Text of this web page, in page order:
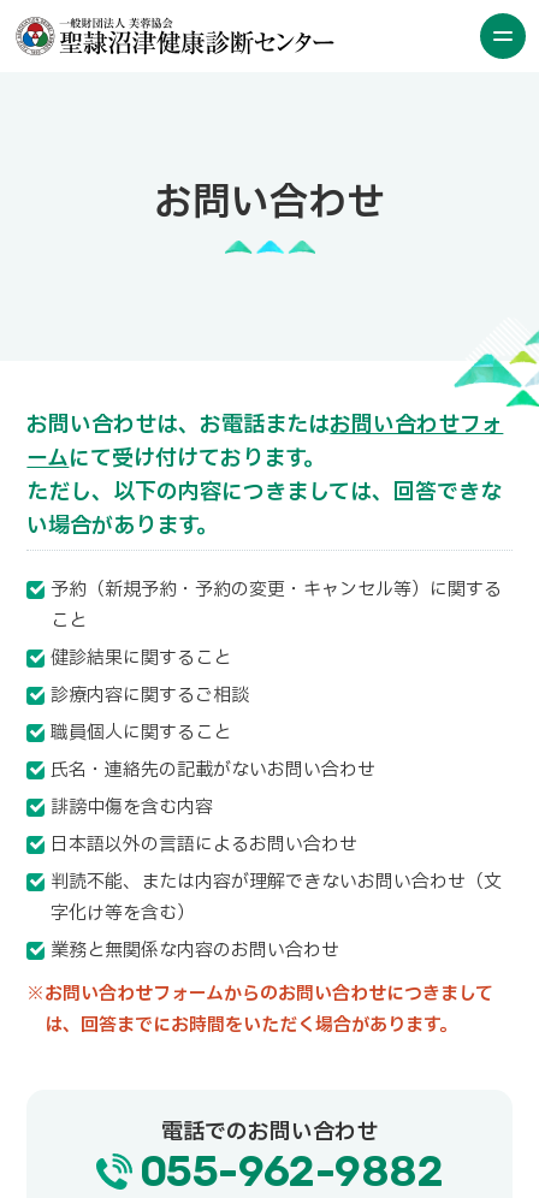
お問い合わせ
お問い合わせは、お電話またはお問い合わせフォ
ームにて受け付けております。
ただし、以下の内容につきましては、回答できな
い場合があります。
予約（新規予約・予約の変更・キャンセル等）に関する
こと
健診結果に関すること
診療内容に関するご相談
職員個人に関すること
氏名・連絡先の記載がないお問い合わせ
誹謗中傷を含む内容
日本語以外の言語によるお問い合わせ
判読不能、または内容が理解できないお問い合わせ（文
字化け等を含む）
業務と無関係な内容のお問い合わせ
※お問い合わせフォームからのお問い合わせにつきまして
は、回答までにお時間をいただく場合があります。
電話でのお問い合わせ
055-962-9882